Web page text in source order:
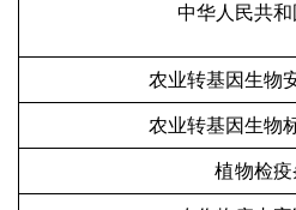
中华人民共
农业转基因生物
农业转基因生物
植物检疫